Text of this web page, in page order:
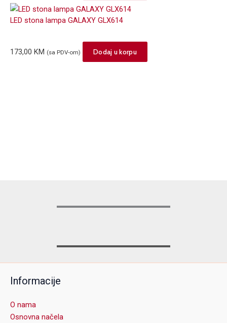
LED stona lampa GALAXY GLX614
173,00 KM (sa PDV-om) Dodaj u korpu
Informacije
O nama
Osnovna načela